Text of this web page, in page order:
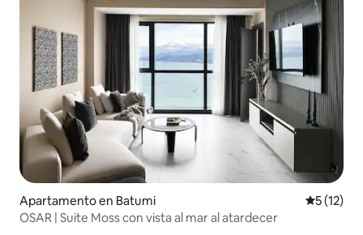
Apartamento en Batumi
5 (12)
OSAR | Suite Moss con vista al mar al atardecer